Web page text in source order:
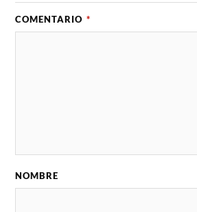
COMENTARIO *
NOMBRE